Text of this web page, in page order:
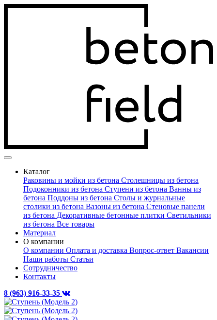
Каталог
Раковины и мойки из бетона Столешницы из бетона
Подоконники из бетона Ступени из бетона Ванны из
бетона Поддоны из бетона Столы и журнальные
столики из бетона Вазоны из бетона Стеновые панели
из бетона Декоративные бетонные плитки Светильники
из бетона Все товары
Материал
О компании
О компании Оплата и доставка Вопрос-ответ Вакансии
Наши работы Статьи
Сотрудничество
Контакты
8 (963) 916-33-35